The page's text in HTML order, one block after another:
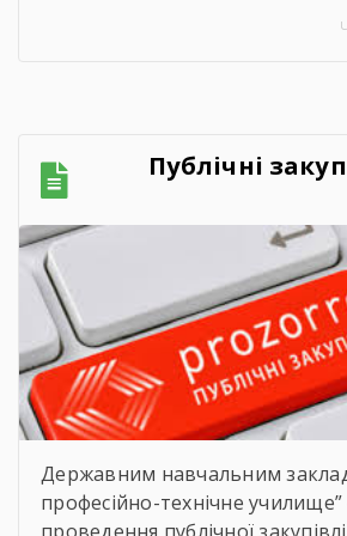
Цього дня ми офіційно
своєї мети. Урочиста подія
хвилини мовчання. Схиливши
Публічні
Державним навчальним
професійно-технічне